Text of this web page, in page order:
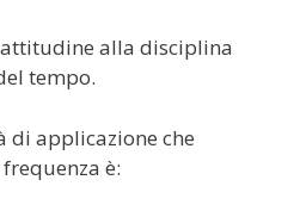
alla disciplina
tempo.
di applicazione che
è: